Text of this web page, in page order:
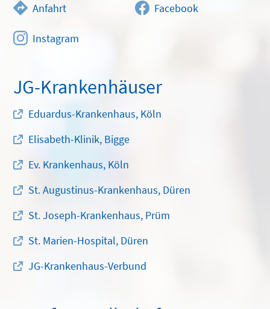
Anfahrt Facebook
Instagram
JG-Krankenhäuser
Eduardus-Krankenhaus, Köln
Elisabeth-Klinik, Bigge
Ev. Krankenhaus, Köln
St. Augustinus-Krankenhaus, Düren
St. Joseph-Krankenhaus, Prüm
St. Marien-Hospital, Düren
JG-Krankenhaus-Verbund